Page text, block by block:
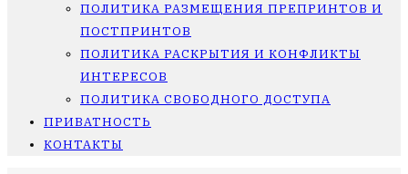
ПОЛИТИКА РАЗМЕЩЕНИЯ ПРЕПРИНТОВ И
ПОСТПРИНТОВ
ПОЛИТИКА РАСКРЫТИЯ И КОНФЛИКТЫ
ИНТЕРЕСОВ
ПОЛИТИКА СВОБОДНОГО ДОСТУПА
ПРИВАТНОСТЬ
КОНТАКТЫ